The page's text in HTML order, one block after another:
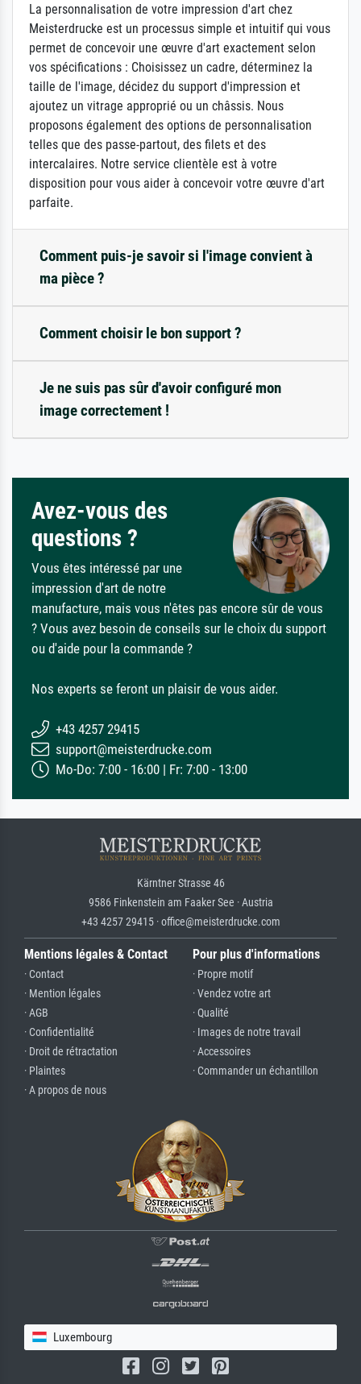
La personnalisation de votre impression d'art chez
Meisterdrucke est un processus simple et intuitif qui vous
permet de concevoir une œuvre d'art exactement selon
vos spécifications : Choisissez un cadre, déterminez la
taille de l'image, décidez du support d'impression et
ajoutez un vitrage approprié ou un châssis. Nous
proposons également des options de personnalisation
telles que des passe-partout, des filets et des
intercalaires. Notre service clientèle est à votre
disposition pour vous aider à concevoir votre œuvre d'art
parfaite.
Comment puis-je savoir si l'image convient à
ma pièce ?
Comment choisir le bon support ?
Je ne suis pas sûr d'avoir configuré mon
image correctement !
Avez-vous des
questions ?
Vous êtes intéressé par une
impression d'art de notre
manufacture, mais vous n'êtes pas encore sûr de vous
? Vous avez besoin de conseils sur le choix du support
ou d'aide pour la commande ?
Nos experts se feront un plaisir de vous aider.
+43 4257 29415
support@meisterdrucke.com
Mo-Do: 7:00 - 16:00 | Fr: 7:00 - 13:00
Kärntner Strasse 46
9586 Finkenstein am Faaker See · Austria
+43 4257 29415 · office@meisterdrucke.com
Mentions légales & Contact
· Contact
· Mention légales
· AGB
· Confidentialité
· Droit de rétractation
· Plaintes
· A propos de nous
Pour plus d'informations
· Propre motif
· Vendez votre art
· Qualité
· Images de notre travail
· Accessoires
· Commander un échantillon
Luxembourg